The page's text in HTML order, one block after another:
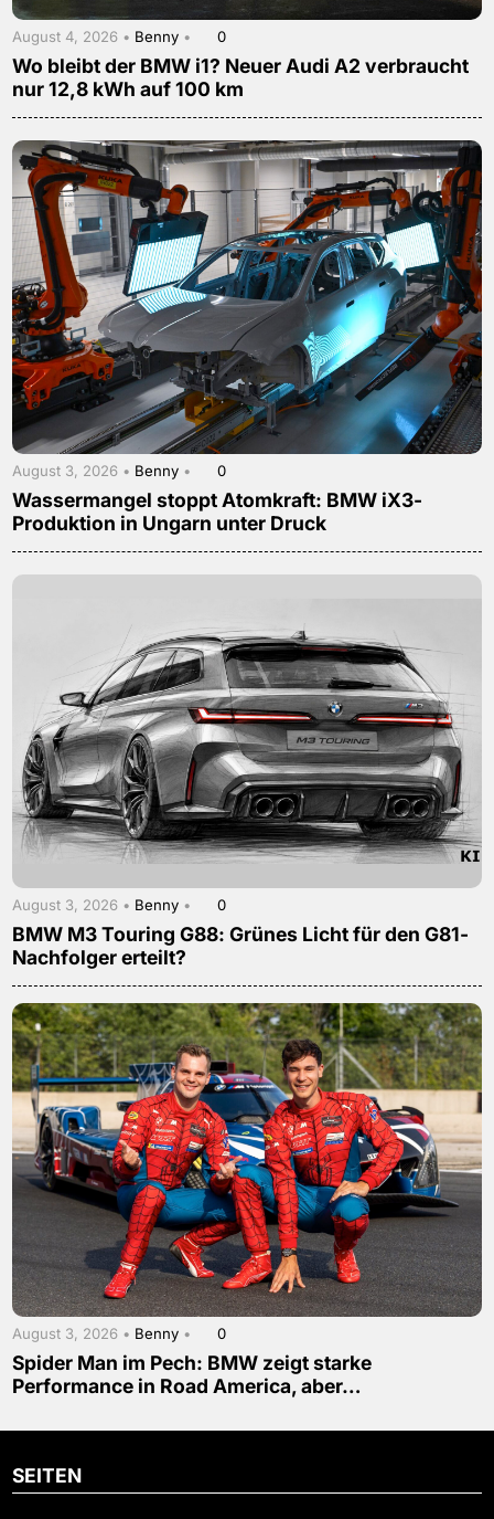
August 4, 2026 • Benny • 0
Wo bleibt der BMW i1? Neuer Audi A2 verbraucht
nur 12,8 kWh auf 100 km
August 3, 2026 • Benny • 0
Wassermangel stoppt Atomkraft: BMW iX3-
Produktion in Ungarn unter Druck
August 3, 2026 • Benny • 0
BMW M3 Touring G88: Grünes Licht für den G81-
Nachfolger erteilt?
August 3, 2026 • Benny • 0
Spider Man im Pech: BMW zeigt starke
Performance in Road America, aber…
SEITEN